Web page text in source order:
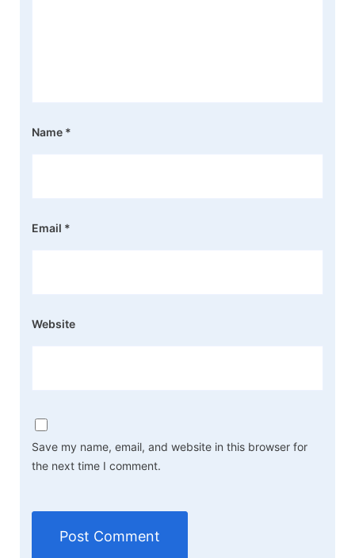
Name *
Email *
Website
Save my name, email, and website in this browser for
the next time I comment.